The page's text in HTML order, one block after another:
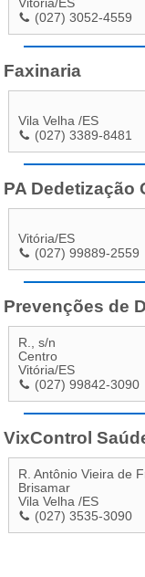
Vitória/ES
(027) 3052-4559
Faxinaria
Vila Velha /ES
(027) 3389-8481
PA Dedetização
Vitória/ES
(027) 99889-2559
Prevenções de
R., s/n
Centro
Vitória/ES
(027) 99842-3090
VixControl
R. Antônio Vieira de
Brisamar
Vila Velha /ES
(027) 3535-3090